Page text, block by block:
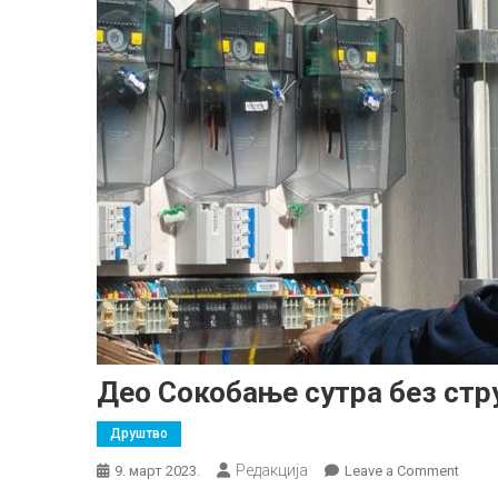
Део Сокобање сутра без
Друштво
9. март 2023. Редакција Leave a Commenton